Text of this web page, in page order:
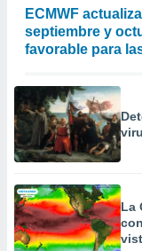
ECMWF
septiembre y
favorable para
La